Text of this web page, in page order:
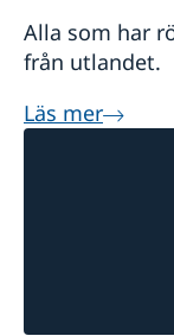
Alla som har
från utlandet.
Läs mer